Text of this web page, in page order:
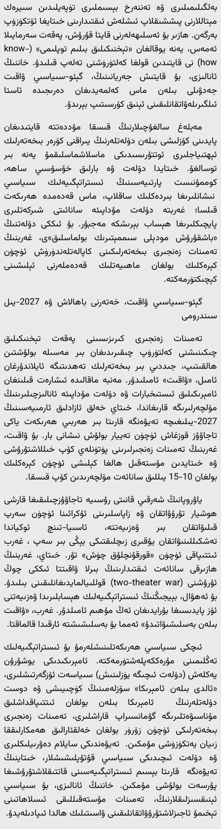
بەلگىلىمىلىرى ۋە تەننەرخ بېسىملىرى تۈپەيلىدىن سىيرەك
مېتاللارنى پىششىقلاپ ئىشلەش ئىقتىدارىنى خىتايغا ئۆتكۈزۈپ
بەرگەن. ھازىر بۇ ئەسلىھەلەرنى قايتا قۇرۇش، پەقەت سەرمايىلا
ئەمەس، يەنە يوقالغان «تېخنىكىلىق بىلىم توپلىمى» (know-
how) نى قايتىدىن قولغا كەلتۈرۈشنى تەلەپ قىلىدۇ. خاننىڭ
ئانالىزى، بۇ قايتىش جەريانىنىڭ، گېئو-سىياسىي ۋاقىت
جەدۋىلى بىلەن ماس كەلمەيدىغان دەرىجىدە ئاستا
ئىلگىرىلەۋاتقانلىقىنى ئېنىق كۆرسىتىپ بېرىدۇ.
مەبلەغ سالغۇچىلارنىڭ قىسقا مۇددەتتە قايتىدىغان
پايدىنى كۆزلىشى بىلەن دۆلەتلەرنىڭ يىراقنى كۆرەر بىخەتەرلىك
ئېھتىياجلىرى ئوتتۇرىسىدىكى ماسلاشماسلىقمۇ يەنە بىر
توسالغۇ. خىتايدا دۆلەت ۋە بارلىق خۇسۇسىي ساھە،
كوممۇنىست پارتىيەسىنىڭ ئىستراتېگىيەلىك سىياسىي
نىشانلىرىغا بىردەكلىك ساقلاپ، ماس قەدەمدە ھەرىكەت
قىلسا؛ غەربتە دۆلەت مۇداپىئە سانائىتى شىركەتلىرى
پايچىكلىرىغا ھېساب بېرىشكە مەجبۇر. بۇ ئىككى دۆلەتنىڭ
«باشقۇرۇش مودېلى سىممېتىرىك بولماسلىق»ى، غەربنىڭ
تەمىنات زەنجىرى بىخەتەرلىكىنى كاپالەتلەندۈرۈش ئۈچۈن
كېرەكلىك بولغان ماھىيەتلىك قەدەملەرنى ئېلىشىنى
كېچىكتۈرمەكتە.
گېئو-سىياسىي ۋاقىت، خەتەرنى باھالاش ۋە 2027-يىل
سىندرومى
تەمىنات زەنجىرى كىرىزىسىنى پەقەت تېخنىكىلىق
چىكىنىشنى كەلتۈرۈپ چىقىرىدىغان بىر مەسىلە بولۇشتىن
ھالقىتىپ، جىددىي بىر بىخەتەرلىك تەھدىتىگە ئايلاندۇرغان
ئامىل، «ۋاقىت» ئامىلىدۇر. مەنبە ماقالىدە ئىشارەت قىلىنغان
ئامېرىكىلىق ئىستىخبارات ۋە دۆلەت مۇداپىئە ئانالىزچىلىرىنىڭ
مۆلچەرلىرىگە قارىغاندا، خىتاي خەلق ئازادلىق ئارمىيەسىنىڭ
2027-يىلىغىچە تەيۋەنگە قارىتا بىر ھەربىي ھەرىكەت ياكى
تاجاۋۇز قوزغاش ئۈچۈن تەييار بولۇش نىشانى بار. بۇ ۋاقىت،
غەربنىڭ تەمىنات زەنجىرلىرىنى پۈتۈنلەي كۆپ خىللاشتۇرۇشى
ۋە خىتايدىن مۇستەقىل ھالغا كېلىشى ئۈچۈن كېرەكلىك
بولغان 10-15 يىللىق سانائەت مۆلچەرىدىن كۆپ قىسقا.
ياۋروپانىڭ شەرقىي قانىتى رۇسىيە تاجاۋۇزچىلىقىغا قارشى
ھوشيار تۇرۇۋاتقان ۋە زاپاسلىرىنى ئۇكرائىنا ئۈچۈن سەرپ
قىلىۋاتقان بىر ۋەزىيەتتە، ئاسىيا-تىنچ ئوكياندا
تەشكىللىنىۋاتقان يۇقىرى زىچلىقتىكى يېڭى بىر سەپ ، غەرب
ئىتتىپاقى ئۈچۈن «قورقۇنچلۇق چۈش» تۇر. خىتاي، غەربنىڭ
ھازىرقى سانائەت ئىقتىدارىنىڭ بىرلا ۋاقىتتا ئىككى چوڭ
ئۇرۇشنى (two-theater war) قوللىيالمايدىغانلىقىنى بىلىدۇ.
بۇ ئەھۋال، بېيجىڭنىڭ ئىستراتېگىيەلىك ھېسابلىرىدا ۋەزىيەتنى
ئۆز پايدىسىغا بۇرايدىغان ئەڭ مۇھىم ئامىلدۇر. غەرب، «ۋاقىت
بىلەن بەسلىشىۋاتىدۇ» ئەمما بۇ بەسلىشىشتە ئارقىدا قالماقتا.
ئىچكى سىياسىي ھەرىكەتلىنىشلەرمۇ بۇ ئىستراتېگىيەلىك
تەڭلىمىنى مۇرەككەپلەشتۈرمەكتە. ئامېرىكىدىكى يوشۇرۇن
يەكلەش (دۆلەت ئىچىگە يۈزلىنىش) سىياسەت ئۆزگەرتىشلىرى،
«ئالدى بىلەن ئامېرىكا» سۆزلەمىنىڭ كۈچىيىشى ۋە دوست
دۆلەتلەرنىڭ ئامېرىكا بىلەن بولغان ئىتتىپاقداشلىق
مۇناسىۋەتلىرىگە گۇمانسىراپ قاراشلىرى، تەمىنات زەنجىرى
بىخەتەرلىكى ئۈچۈن زۆرۈر بولغان خەلقئارالىق ھەمكارلىققا
زىيان يەتكۈزۈشى مۇمكىن. تەيۋەندىكى سايلام دەۋرىيلىكلىرى
ۋە دۆلەت ئىچىدىكى سىياسىي قۇتۇپلىشىشلار، خىتاينىڭ
تەيۋەنگە قارىتا بېسىم ئىستراتېگىيەسىنى قاتتىقلاشتۇرۇشىغا
پۇرسەت بولۇشى مۇمكىن. خاننىڭ ئانالىزى، بۇ سىياسىي
ئېنىقسىزلىقلارنىڭ، تەمىنات مۇستەقىللىقى ئىسلاھاتىنى
تېخىمۇ ئاجىزلاشتۇرۇۋاتقانلىقىنى ۋاسىتىلىك ھالدا ئىپادىلەيدۇ.